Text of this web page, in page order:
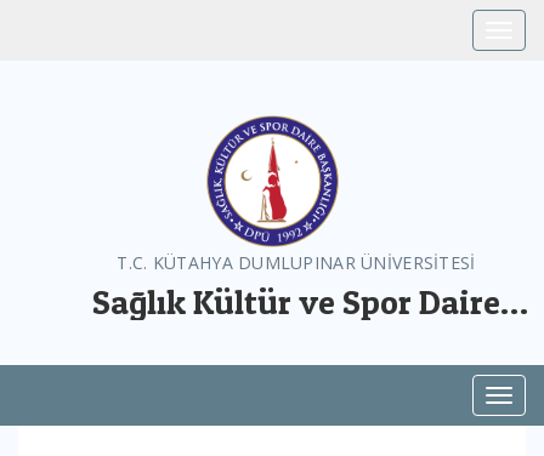
T.C. KÜTAHYA DUMLUPINAR ÜNİVERSİTESİ
Sağlık Kültür ve Spor Daire